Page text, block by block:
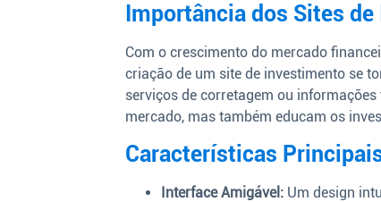
Importância dos Sites
Com o crescimento do mercado
criação de um site de investimento se
serviços de corretagem ou
mercado, mas também educam os
Características
Interface Amigável: Um design